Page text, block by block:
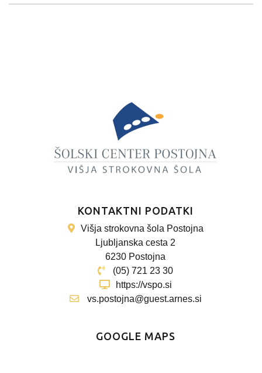
KONTAKTNI PODATKI
Višja strokovna šola Postojna
Ljubljanska cesta 2
6230 Postojna
(05) 721 23 30
https://vspo.si
vs.postojna@guest.arnes.si
GOOGLE MAPS